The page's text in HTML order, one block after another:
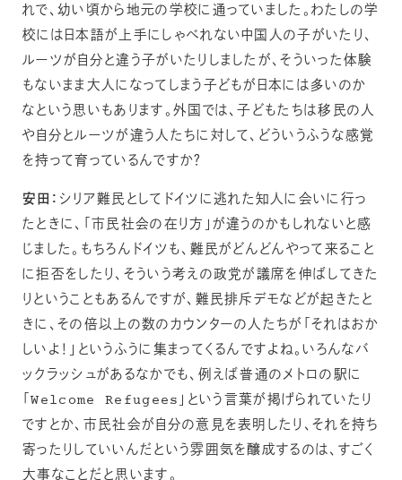
れで、幼い頃から地元の学校に通っていました。わたしの学
校には日本語が上手にしゃべれない中国人の子がいたり、
ルーツが自分と違う子がいたりしましたが、そういった体験
もないまま大人になってしまう子どもが日本には多いのか
なという思いもあります。外国では、子どもたちは移民の人
や自分とルーツが違う人たちに対して、どういうふうな感覚
を持って育っているんですか？
安田： シリア難民としてドイツに逃れた知人に会いに行っ
たときに、「市民社会の在り方」が違うのかもしれないと感
じました。もちろんドイツも、難民がどんどんやって来ること
に拒否をしたり、そういう考えの政党が議席を伸ばしてきた
りということもあるんですが、難民排斥デモなどが起きたと
きに、その倍以上の数のカウンターの人たちが「それはおか
しいよ！」というふうに集まってくるんですよね。いろんなバ
ックラッシュがあるなかでも、例えば普通のメトロの駅に
「Welcome Refugees」という言葉が掲げられていたり
ですとか、市民社会が自分の意見を表明したり、それを持ち
寄ったりしていいんだという雰囲気を醸成するのは、すごく
大事なことだと思います。